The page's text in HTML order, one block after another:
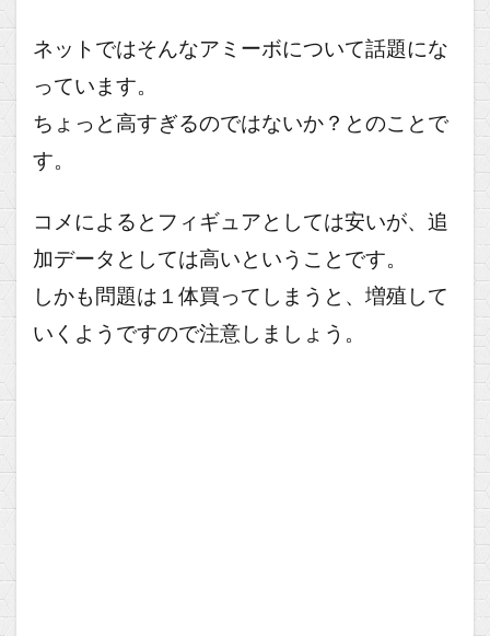
ネットではそんなアミーボについて話題にな
っています。
ちょっと高すぎるのではないか？とのことで
す。
コメによるとフィギュアとしては安いが、追
加データとしては高いということです。
しかも問題は１体買ってしまうと、増殖して
いくようですので注意しましょう。